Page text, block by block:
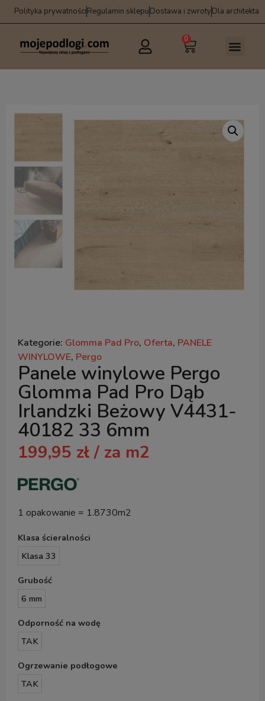
Polityka prywatnościRegulamin sklepuDostawa i zwrotyDla architekta
0
Kategorie: Glomma Pad Pro, Oferta, PANELE
WINYLOWE, Pergo
Panele winylowe Pergo
Glomma Pad Pro Dąb
Irlandzki Beżowy V4431-
40182 33 6mm
199,95 zł / za m2
1 opakowanie = 1.8730m2
Klasa ścieralności
Klasa 33
Grubość
6 mm
Odporność na wodę
TAK
Ogrzewanie podłogowe
TAK